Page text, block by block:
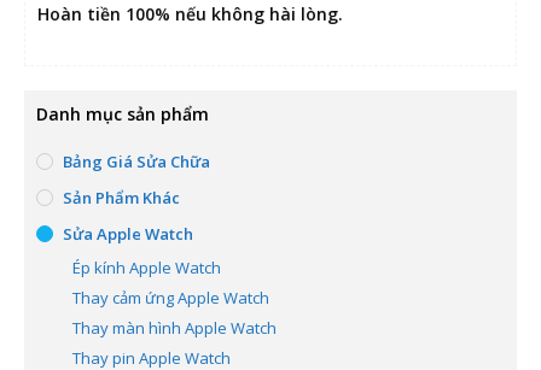
Hoàn tiền 100% nếu không hài lòng.
Danh mục sản phẩm
Bảng Giá Sửa Chữa
Sản Phẩm Khác
Sửa Apple Watch
Ép kính Apple Watch
Thay cảm ứng Apple Watch
Thay màn hình Apple Watch
Thay pin Apple Watch